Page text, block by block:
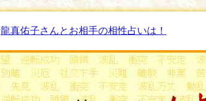
龍真佑子さんとお相手の相性占いは！